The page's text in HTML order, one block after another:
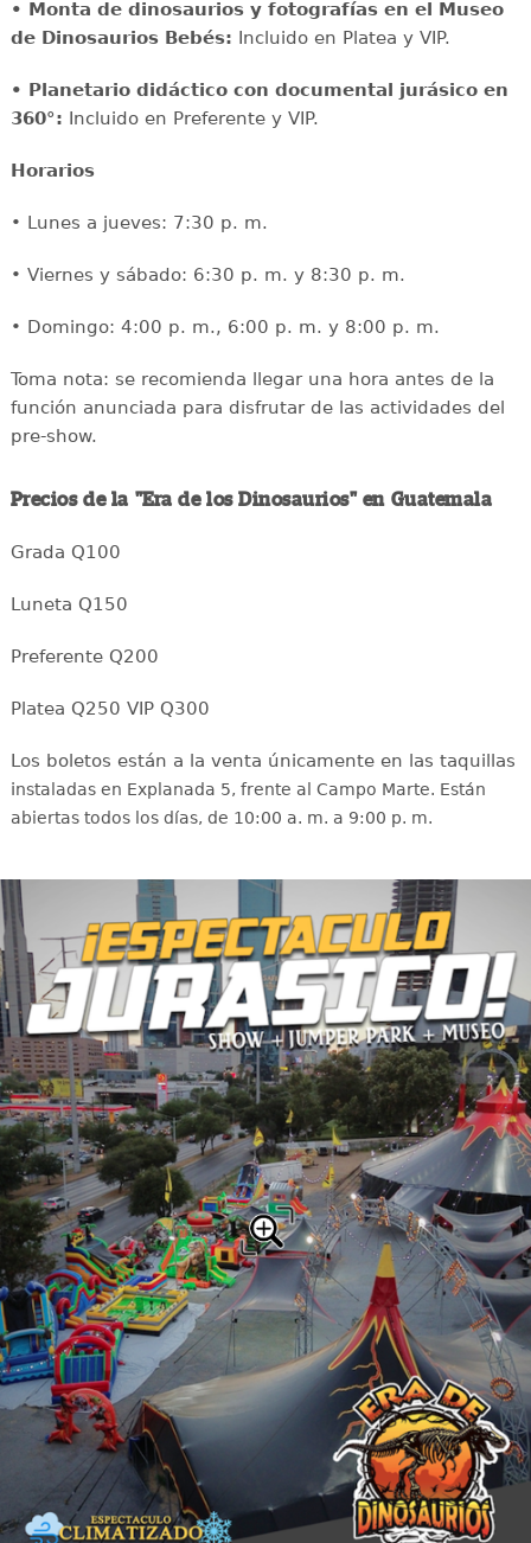
• Monta de dinosaurios y fotografías en el Museo
de Dinosaurios Bebés: Incluido en Platea y VIP.
• Planetario didáctico con documental jurásico en
360°: Incluido en Preferente y VIP.
Horarios
• Lunes a jueves: 7:30 p. m.
• Viernes y sábado: 6:30 p. m. y 8:30 p. m.
• Domingo: 4:00 p. m., 6:00 p. m. y 8:00 p. m.
Toma nota: se recomienda llegar una hora antes de la
función anunciada para disfrutar de las actividades del
pre-show.
Precios de la "Era de los Dinosaurios" en Guatemala
Grada Q100
Luneta Q150
Preferente Q200
Platea Q250 VIP Q300
Los boletos están a la venta únicamente en las taquillas
instaladas en Explanada 5, frente al Campo Marte. Están
abiertas todos los días, de 10:00 a. m. a 9:00 p. m.